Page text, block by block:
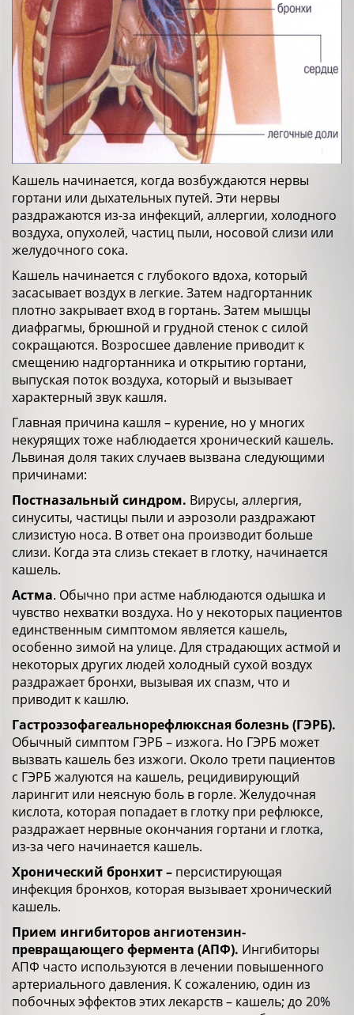
Кашель начинается, когда возбуждаются нервы
гортани или дыхательных путей. Эти нервы
раздражаются из-за инфекций, аллергии, холодного
воздуха, опухолей, частиц пыли, носовой слизи или
желудочного сока.
Кашель начинается с глубокого вдоха, который
засасывает воздух в легкие. Затем надгортанник
плотно закрывает вход в гортань. Затем мышцы
диафрагмы, брюшной и грудной стенок с силой
сокращаются. Возросшее давление приводит к
смещению надгортанника и открытию гортани,
выпуская поток воздуха, который и вызывает
характерный звук кашля.
Главная причина кашля – курение, но у многих
некурящих тоже наблюдается хронический кашель.
Львиная доля таких случаев вызвана следующими
причинами:
Постназальный синдром. Вирусы, аллергия,
синуситы, частицы пыли и аэрозоли раздражают
слизистую носа. В ответ она производит больше
слизи. Когда эта слизь стекает в глотку, начинается
кашель.
Астма. Обычно при астме наблюдаются одышка и
чувство нехватки воздуха. Но у некоторых пациентов
единственным симптомом является кашель,
особенно зимой на улице. Для страдающих астмой и
некоторых других людей холодный сухой воздух
раздражает бронхи, вызывая их спазм, что и
приводит к кашлю.
Гастроэзофагеальнорефлюксная болезнь (ГЭРБ).
Обычный симптом ГЭРБ – изжога. Но ГЭРБ может
вызвать кашель без изжоги. Около трети пациентов
с ГЭРБ жалуются на кашель, рецидивирующий
ларингит или неясную боль в горле. Желудочная
кислота, которая попадает в глотку при рефлюксе,
раздражает нервные окончания гортани и глотка,
из-за чего начинается кашель.
Хронический бронхит – персистирующая
инфекция бронхов, которая вызывает хронический
кашель.
Прием ингибиторов ангиотензин-
превращающего фермента (АПФ). Ингибиторы
АПФ часто используются в лечении повышенного
артериального давления. К сожалению, один из
побочных эффектов этих лекарств – кашель; до 20%